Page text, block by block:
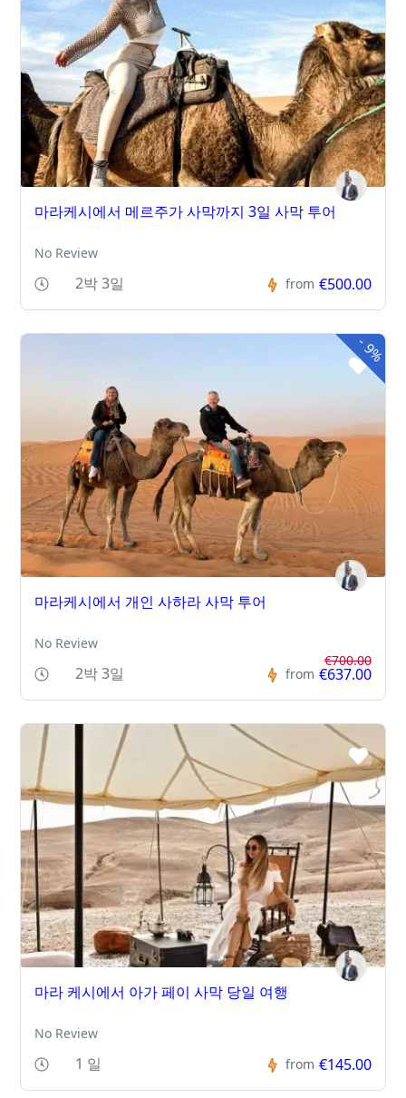
마라케시에서 메르주가 사막까지 3일 사막 투어
No Review
2박 3일 from €500.00
-
9%
마라케시에서 개인 사하라 사막 투어
No Review
2박 3일 from
€700.00
€637.00
마라 케시에서 아가 페이 사막 당일 여행
No Review
1 일 from €145.00